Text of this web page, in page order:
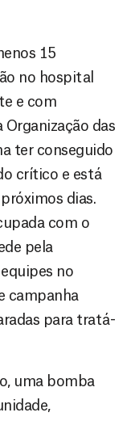
15
no hospital
e com
das
ter conseguido
crítico e está
dias.
com o
pela
no
campanha
para tratá-
uma bomba